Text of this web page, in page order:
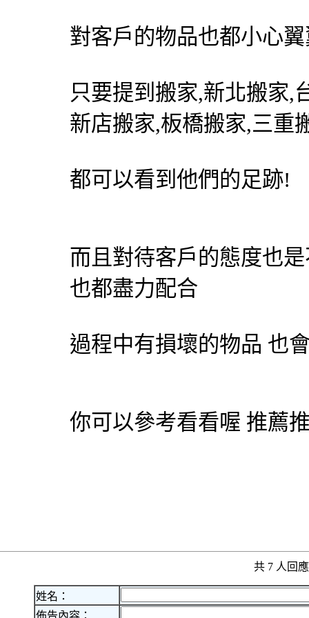
對客戶的物品也都小心
只要提到搬家,新北搬家,
新店搬家,板橋搬家,三重
都可以看到他們的足跡!
而且對待客戶的態度也
也都盡力配合
過程中有損壞的物品 也
你可以參考看看喔 推薦
共 7 人回
姓名：
佈告內容：